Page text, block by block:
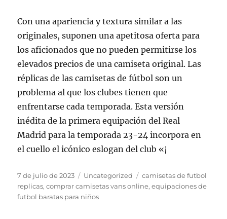
Con una apariencia y textura similar a las
originales, suponen una apetitosa oferta para
los aficionados que no pueden permitirse los
elevados precios de una camiseta original. Las
réplicas de las camisetas de fútbol son un
problema al que los clubes tienen que
enfrentarse cada temporada. Esta versión
inédita de la primera equipación del Real
Madrid para la temporada 23-24 incorpora en
el cuello el icónico eslogan del club «¡
Publicado
el
7 de julio de 2023 Categorías
Uncategorized Etiquetas
camisetas de futbol
replicas,comprar camisetas vans online,equipaciones de
futbol baratas para niños